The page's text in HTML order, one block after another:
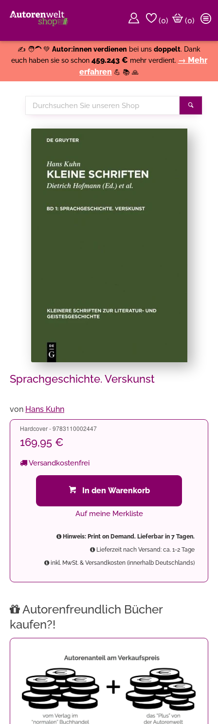
(0)
(0)
✍️ 🧑‍🦱 💚 Autor:innen verdienen bei uns doppelt. Dank
euch haben sie so schon 459.243 € mehr verdient. → Mehr
erfahren 💪 📚 🙏
Durchsuchen
Sie
Sprachgeschichte. Verskunst
von Hans Kuhn
Hardcover - 9783110002447
169,95 €
Versandkostenfrei
In den Warenkorb
Auf meine Merkliste
Hinweis: Print on Demand. Lieferbar in 7 Tagen.
Lieferzeit nach Versand: ca. 1-2 Tage
inkl. MwSt. & Versandkosten (innerhalb Deutschlands)
Autorenfreundlich Bücher
kaufen?!